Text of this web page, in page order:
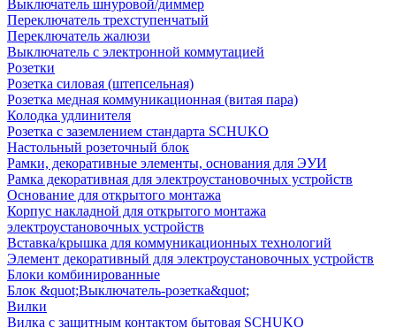
Выключатель шнуровой/диммер
Переключатель трехступенчатый
Переключатель жалюзи
Выключатель с электронной коммутацией
Розетки
Розетка силовая (штепсельная)
Розетка медная коммуникационная (витая пара)
Колодка удлинителя
Розетка с заземлением стандарта SCHUKO
Настольный розеточный блок
Рамки, декоративные элементы, основания для ЭУИ
Рамка декоративная для электроустановочных устройств
Основание для открытого монтажа
Корпус накладной для открытого монтажа
электроустановочных устройств
Вставка/крышка для коммуникационных технологий
Элемент декоративный для электроустановочных устройств
Блоки комбинированные
Блок &quot;Выключатель-розетка&quot;
Вилки
Вилка с защитным контактом бытовая SCHUKO